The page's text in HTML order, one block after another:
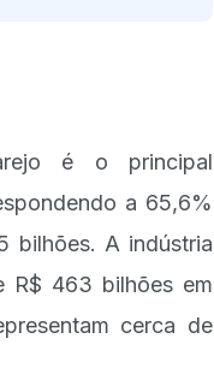
é o principal
a 65,6%
bilhões. A indústria
R$ 463 bilhões em
cerca de